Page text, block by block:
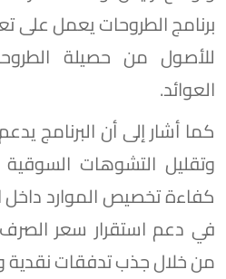
برنامج الطروحات يعمل على
للأصول من حصيلة
العوائد.
كما أشار إلى أن البرنامج
وتقليل التشوهات السوقية
كفاءة تخصيص الموارد داخل
في دعم استقرار سعر
من خلال جذب تدفقات نقدية